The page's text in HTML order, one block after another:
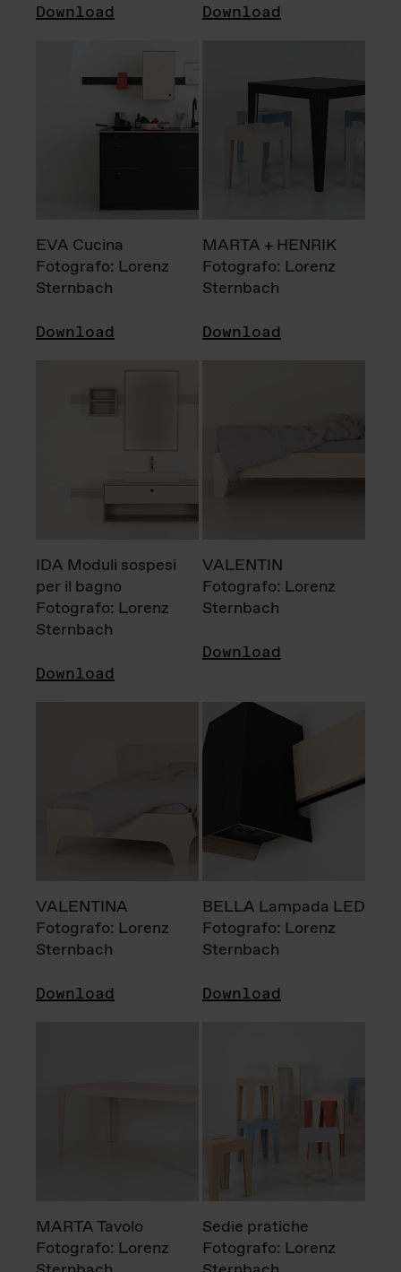
Download Download
EVA Cucina
Fotografo: Lorenz
Sternbach
Download
MARTA + HENRIK
Fotografo: Lorenz
Sternbach
Download
IDA Moduli sospesi
per il bagno
Fotografo: Lorenz
Sternbach
Download
VALENTIN
Fotografo: Lorenz
Sternbach
Download
VALENTINA
Fotografo: Lorenz
Sternbach
Download
BELLA Lampada LED
Fotografo: Lorenz
Sternbach
Download
MARTA Tavolo
Fotografo: Lorenz
Sedie pratiche
Fotografo: Lorenz